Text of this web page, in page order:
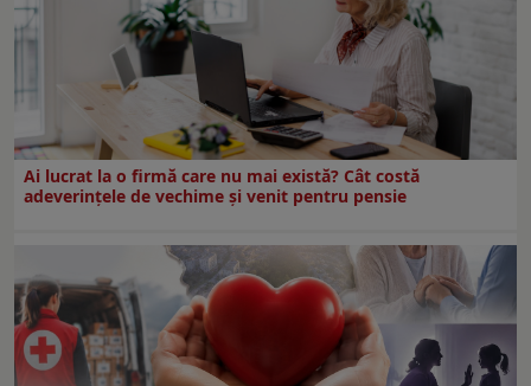
Ai lucrat la o firmă care nu mai există? Cât costă
adeverințele de vechime și venit pentru pensie